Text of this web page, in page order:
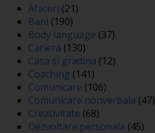
Afaceri (21)
Bani (190)
Body language (37)
Cariera (130)
Casa si gradina (12)
Coaching (141)
Comunicare (106)
Comunicare nonverbala (47)
Creativitate (68)
Dezvoltare personala (45)